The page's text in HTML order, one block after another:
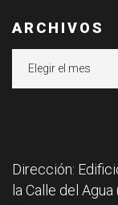
ARCHIVOS
Dirección:
la Calle del